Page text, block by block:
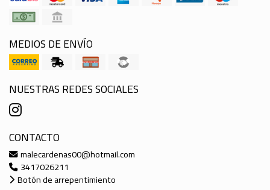
MEDIOS DE ENVÍO
NUESTRAS REDES SOCIALES
CONTACTO
malecardenas00@hotmail.com
3417026211
Botón de arrepentimiento